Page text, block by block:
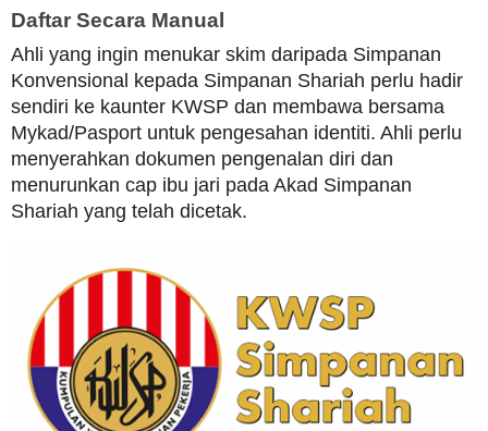
Daftar Secara Manual
Ahli yang ingin menukar skim daripada Simpanan
Konvensional kepada Simpanan Shariah perlu hadir
sendiri ke kaunter KWSP dan membawa bersama
Mykad/Pasport untuk pengesahan identiti. Ahli perlu
menyerahkan dokumen pengenalan diri dan
menurunkan cap ibu jari pada Akad Simpanan
Shariah yang telah dicetak.